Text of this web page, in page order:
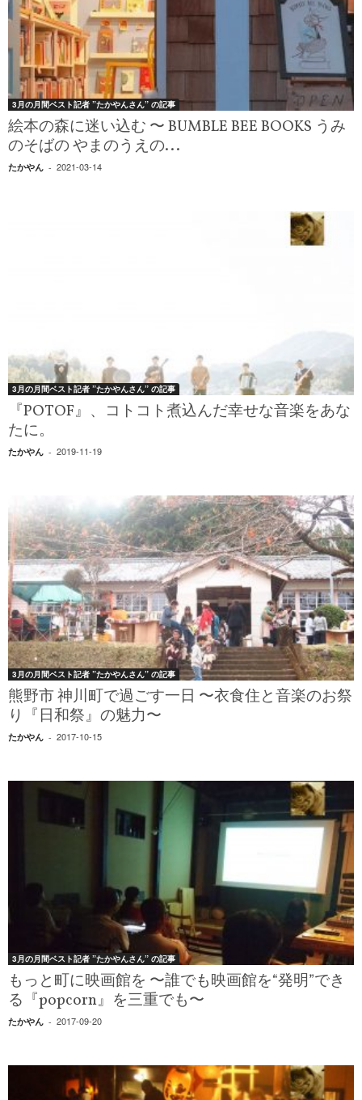
3月の月間ベスト記者 ”たかやんさん” の記事
絵本の森に迷い込む 〜 BUMBLE BEE BOOKS うみ
のそばの やまのうえの...
たかやん - 2021-03-14
3月の月間ベスト記者 ”たかやんさん” の記事
『POTOF』、コトコト煮込んだ幸せな音楽をあな
たに。
たかやん - 2019-11-19
3月の月間ベスト記者 ”たかやんさん” の記事
熊野市 神川町で過ごす一日 〜衣食住と音楽のお祭
り『日和祭』の魅力〜
たかやん - 2017-10-15
3月の月間ベスト記者 ”たかやんさん” の記事
もっと町に映画館を 〜誰でも映画館を“発明”でき
る『popcorn』を三重でも〜
たかやん - 2017-09-20